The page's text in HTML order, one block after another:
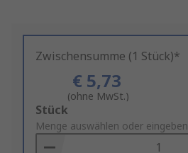
Zwischensumme (1 Stück)*
€ 5,73
(ohne MwSt.)
Add
to
Basket
Stück
Menge auswählen oder eingeben